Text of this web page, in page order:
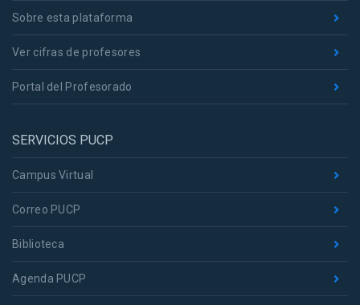
Sobre esta plataforma
Ver cifras de profesores
Portal del Profesorado
SERVICIOS PUCP
Campus Virtual
Correo PUCP
Biblioteca
Agenda PUCP